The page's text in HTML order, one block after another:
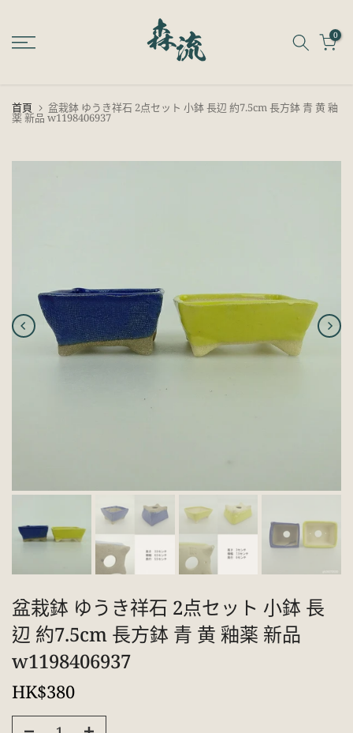
至
內
0
首頁 盆栽鉢 ゆうき祥石 2点セット 小鉢 長辺 約7.5cm 長方鉢 青 黄 釉
薬 新品 w1198406937
盆栽鉢 ゆうき祥石 2点セット 小鉢 長
辺 約7.5cm 長方鉢 青 黄 釉薬 新品
w1198406937
HK$380